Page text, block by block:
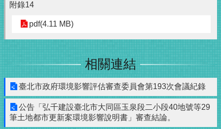
附錄14
pdf(4.11 MB)
相關連結
臺北市政府環境影響評估審查委員會第193次會議紀錄
公告「弘千建設臺北市大同區玉泉段二小段40地號等29
筆土地都市更新案環境影響說明書」審查結論。